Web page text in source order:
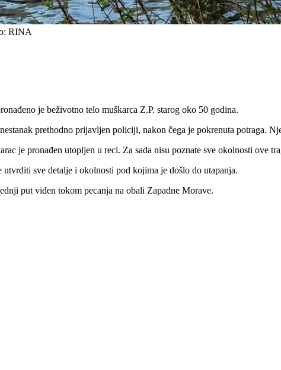
RINA
je beživotno telo muškarca Z.P. starog oko 50 godina.
prethodno prijavljen policiji, nakon čega je pokrenuta potraga.
je pronađen utopljen u reci. Za sada nisu poznate sve okolnosti ove
sve detalje i okolnosti pod kojima je došlo do utapanja.
put viđen tokom pecanja na obali Zapadne Morave.